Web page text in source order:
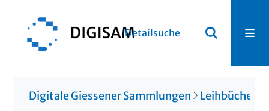
Detailsuche
Digitale Giessener Sammlungen